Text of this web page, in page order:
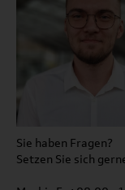
Sie haben Fragen?
Setzen Sie sich